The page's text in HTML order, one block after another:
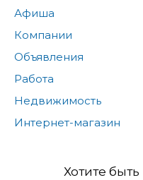
Афиша
Компании
Объявления
Работа
Недвижимость
Интернет-магазин
Хотите